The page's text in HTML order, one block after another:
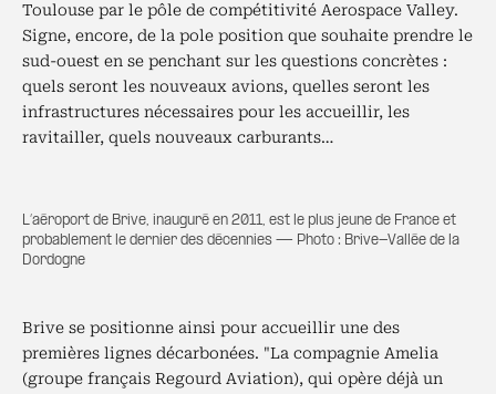
Toulouse par le pôle de compétitivité Aerospace Valley.
Signe, encore, de la pole position que souhaite prendre le
sud-ouest en se penchant sur les questions concrètes :
quels seront les nouveaux avions, quelles seront les
infrastructures nécessaires pour les accueillir, les
ravitailler, quels nouveaux carburants…
L’aéroport de Brive, inauguré en 2011, est le plus jeune de France et
probablement le dernier des décennies — Photo : Brive-Vallée de la
Dordogne
Brive se positionne ainsi pour accueillir une des
premières lignes décarbonées. "La compagnie Amelia
(groupe français Regourd Aviation), qui opère déjà un